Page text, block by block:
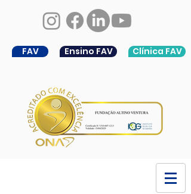
FAV Ensino FAV Clínica FAV